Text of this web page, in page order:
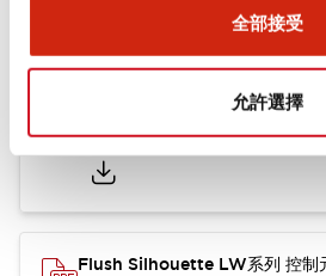
全部接受
允許選擇
認證與標準
Flush Silhouette LW系列 控制
2025/09/19.PDF1.23MB
Flush Silhouette LW系列 控制